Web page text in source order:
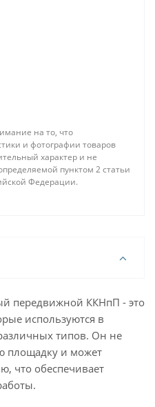
на то, что
и фотографии товаров
характер и не
пунктом 2 статьи
Федерации.
передвижной ККНпП - это
используются в
типов. Он не
площадку и может
что обеспечивает